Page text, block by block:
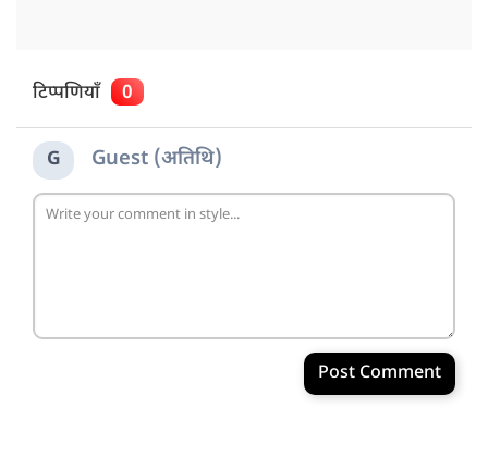
टिप्पणियाँ 0
G Guest (अतिथि)
Post Comment